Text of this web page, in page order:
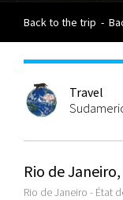
Back to the trip -
Travel
Rio de
Rio de Janeiro - État